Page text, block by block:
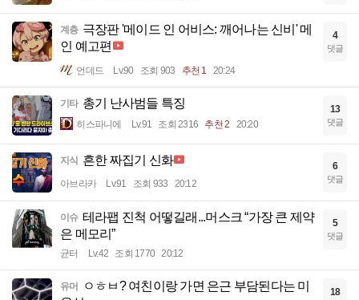
계층 극장판 '메이드 인 어비스: 깨어나는 신비' 메
인 예고편
언데드 Lv.90 조회 903 추천 1 20:24
4
댓글
기타 총기 난사범들 특징
히스파니에 Lv.91 조회 2316 추천 2 20:20
13
댓글
지식 흔한 짜집기 신화
아브라카 Lv.91 조회 933 20:12
6
댓글
이슈 테라팹 진척 어떻길래...머스크 “가장 큰 제약
은 메모리”
균터 Lv.42 조회 1770 20:12
5
댓글
유머
ㅇㅎㅂ? 여친이랑 가면 은근 부담된다는 미
18